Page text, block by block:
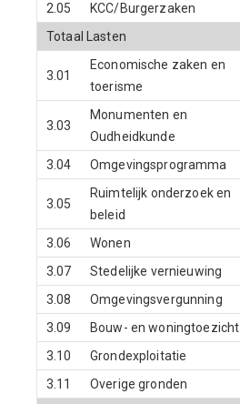
2.05 KCC/Burgerzaken
Totaal Lasten
3.01
Economische zaken en
toerisme
3.03
Monumenten en
Oudheidkunde
3.04 Omgevingsprogramma
3.05
Ruimtelijk onderzoek en
beleid
3.06 Wonen
3.07
Stedelijke vernieuwing
3.08
Omgevingsvergunning
3.09
Bouw- en woningtoezicht
3.10
Grondexploitatie
3.11
Overige gronden